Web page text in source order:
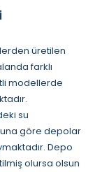
üretilen
farklı
modellerde
su
göre depolar
Depo
olursa olsun